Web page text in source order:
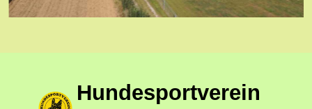
Hundesportverein